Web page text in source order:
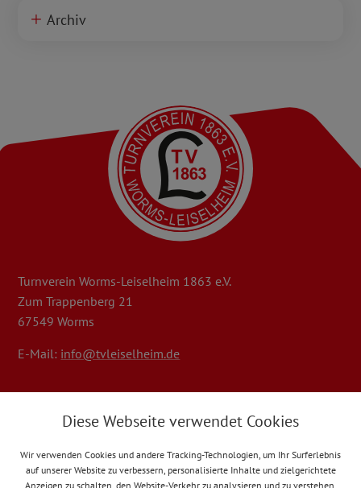
Archiv
Turnverein Worms-Leiselheim 1863 e.V.
Zum Trappenberg 21
67549 Worms
E-Mail: info@tvleiselheim.de
die TVL AppDiese Webseite verwendet Cookies
Wir verwenden Cookies und andere Tracking-Technologien, um Ihr Surferlebnis
auf unserer Website zu verbessern, personalisierte Inhalte und zielgerichtete
Anzeigen zu schalten, den Website-Verkehr zu analysieren und zu verstehen,